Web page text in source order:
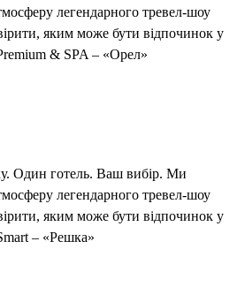
легендарного тревел-шоу
яким може бути відпочинок у
& SPA – «Орел»
Один готель. Ваш вибір. Ми
легендарного тревел-шоу
яким може бути відпочинок у
– «Решка»